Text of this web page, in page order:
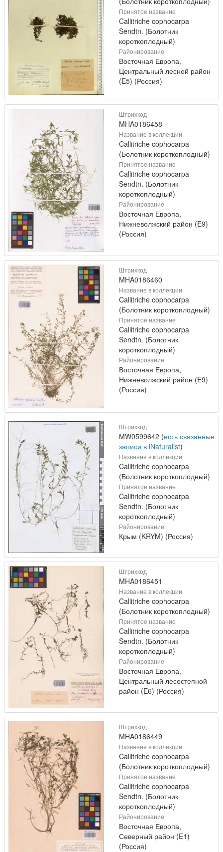
Принятое название
Callitriche cophocarpa
Sendtn. (Болотник
короткоплодный)
Районирование
Восточная Европа,
Центральный лесной район
(E5) (Россия)
Штрихкод
MHA0186458
Название в коллекции
Callitriche cophocarpa
(Болотник короткоплодный)
Принятое название
Callitriche cophocarpa
Sendtn. (Болотник
короткоплодный)
Районирование
Восточная Европа,
Нижневолжский район (E9)
(Россия)
Штрихкод
MHA0186460
Название в коллекции
Callitriche cophocarpa
(Болотник короткоплодный)
Принятое название
Callitriche cophocarpa
Sendtn. (Болотник
короткоплодный)
Районирование
Восточная Европа,
Нижневолжский район (E9)
(Россия)
Штрихкод
MW0599642 (есть связанные
записи в iNaturalist)
Название в коллекции
Callitriche cophocarpa
(Болотник короткоплодный)
Принятое название
Callitriche cophocarpa
Sendtn. (Болотник
короткоплодный)
Районирование
Крым (KRYM) (Россия)
Штрихкод
MHA0186451
Название в коллекции
Callitriche cophocarpa
(Болотник короткоплодный)
Принятое название
Callitriche cophocarpa
Sendtn. (Болотник
короткоплодный)
Районирование
Восточная Европа,
Центральный лесостепной
район (E6) (Россия)
Штрихкод
MHA0186449
Название в коллекции
Callitriche cophocarpa
(Болотник короткоплодный)
Принятое название
Callitriche cophocarpa
Sendtn. (Болотник
короткоплодный)
Районирование
Восточная Европа,
Северный район (E1)
(Россия)